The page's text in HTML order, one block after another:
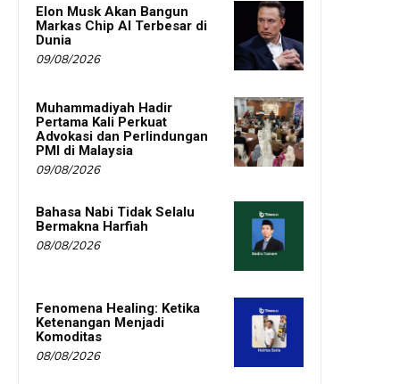
Elon Musk Akan Bangun
Markas Chip AI Terbesar di
Dunia
09/08/2026
Muhammadiyah Hadir
Pertama Kali Perkuat
Advokasi dan Perlindungan
PMI di Malaysia
09/08/2026
Bahasa Nabi Tidak Selalu
Bermakna Harfiah
08/08/2026
Fenomena Healing: Ketika
Ketenangan Menjadi
Komoditas
08/08/2026